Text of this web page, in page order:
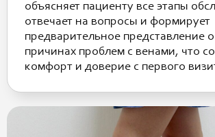
объясняет пациенту все этапы
отвечает на вопросы и формирует
предварительное представление
причинах проблем с венами, что
комфорт и доверие с первого